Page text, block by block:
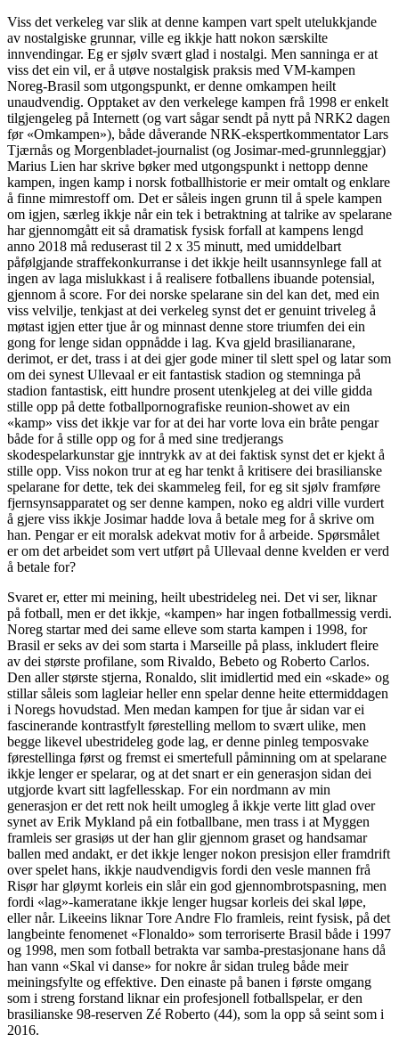
Viss det verkeleg var slik at denne kampen vart spelt utelukkjande
av nostalgiske grunnar, ville eg ikkje hatt nokon særskilte
innvendingar. Eg er sjølv svært glad i nostalgi. Men sanninga er at
viss det ein vil, er å utøve nostalgisk praksis med VM-kampen
Noreg-Brasil som utgongspunkt, er denne omkampen heilt
unaudvendig. Opptaket av den verkelege kampen frå 1998 er enkelt
tilgjengeleg på Internett (og vart sågar sendt på nytt på NRK2 dagen
før «Omkampen»), både dåverande NRK-ekspertkommentator Lars
Tjærnås og Morgenbladet-journalist (og Josimar-med-grunnleggjar)
Marius Lien har skrive bøker med utgongspunkt i nettopp denne
kampen, ingen kamp i norsk fotballhistorie er meir omtalt og enklare
å finne mimrestoff om. Det er såleis ingen grunn til å spele kampen
om igjen, særleg ikkje når ein tek i betraktning at talrike av spelarane
har gjennomgått eit så dramatisk fysisk forfall at kampens lengd
anno 2018 må reduserast til 2 x 35 minutt, med umiddelbart
påfølgjande straffekonkurranse i det ikkje heilt usannsynlege fall at
ingen av laga mislukkast i å realisere fotballens ibuande potensial,
gjennom å score. For dei norske spelarane sin del kan det, med ein
viss velvilje, tenkjast at dei verkeleg synst det er genuint triveleg å
møtast igjen etter tjue år og minnast denne store triumfen dei ein
gong for lenge sidan oppnådde i lag. Kva gjeld brasilianarane,
derimot, er det, trass i at dei gjer gode miner til slett spel og latar som
om dei synest Ullevaal er eit fantastisk stadion og stemninga på
stadion fantastisk, eitt hundre prosent utenkjeleg at dei ville gidda
stille opp på dette fotballpornografiske reunion-showet av ein
«kamp» viss det ikkje var for at dei har vorte lova ein bråte pengar
både for å stille opp og for å med sine tredjerangs
skodespelarkunstar gje inntrykk av at dei faktisk synst det er kjekt å
stille opp. Viss nokon trur at eg har tenkt å kritisere dei brasilianske
spelarane for dette, tek dei skammeleg feil, for eg sit sjølv framføre
fjernsynsapparatet og ser denne kampen, noko eg aldri ville vurdert
å gjere viss ikkje Josimar hadde lova å betale meg for å skrive om
han. Pengar er eit moralsk adekvat motiv for å arbeide. Spørsmålet
er om det arbeidet som vert utført på Ullevaal denne kvelden er verd
å betale for?
Svaret er, etter mi meining, heilt ubestrideleg nei. Det vi ser, liknar
på fotball, men er det ikkje, «kampen» har ingen fotballmessig verdi.
Noreg startar med dei same elleve som starta kampen i 1998, for
Brasil er seks av dei som starta i Marseille på plass, inkludert fleire
av dei største profilane, som Rivaldo, Bebeto og Roberto Carlos.
Den aller største stjerna, Ronaldo, slit imidlertid med ein «skade» og
stillar såleis som lagleiar heller enn spelar denne heite ettermiddagen
i Noregs hovudstad. Men medan kampen for tjue år sidan var ei
fascinerande kontrastfylt førestelling mellom to svært ulike, men
begge likevel ubestrideleg gode lag, er denne pinleg temposvake
førestellinga først og fremst ei smertefull påminning om at spelarane
ikkje lenger er spelarar, og at det snart er ein generasjon sidan dei
utgjorde kvart sitt lagfellesskap. For ein nordmann av min
generasjon er det rett nok heilt umogleg å ikkje verte litt glad over
synet av Erik Mykland på ein fotballbane, men trass i at Myggen
framleis ser grasiøs ut der han glir gjennom graset og handsamar
ballen med andakt, er det ikkje lenger nokon presisjon eller framdrift
over spelet hans, ikkje naudvendigvis fordi den vesle mannen frå
Risør har gløymt korleis ein slår ein god gjennombrotspasning, men
fordi «lag»-kameratane ikkje lenger hugsar korleis dei skal løpe,
eller når. Likeeins liknar Tore Andre Flo framleis, reint fysisk, på det
langbeinte fenomenet «Flonaldo» som terroriserte Brasil både i 1997
og 1998, men som fotball betrakta var samba-prestasjonane hans då
han vann «Skal vi danse» for nokre år sidan truleg både meir
meiningsfylte og effektive. Den einaste på banen i første omgang
som i streng forstand liknar ein profesjonell fotballspelar, er den
brasilianske 98-reserven Zé Roberto (44), som la opp så seint som i
2016.